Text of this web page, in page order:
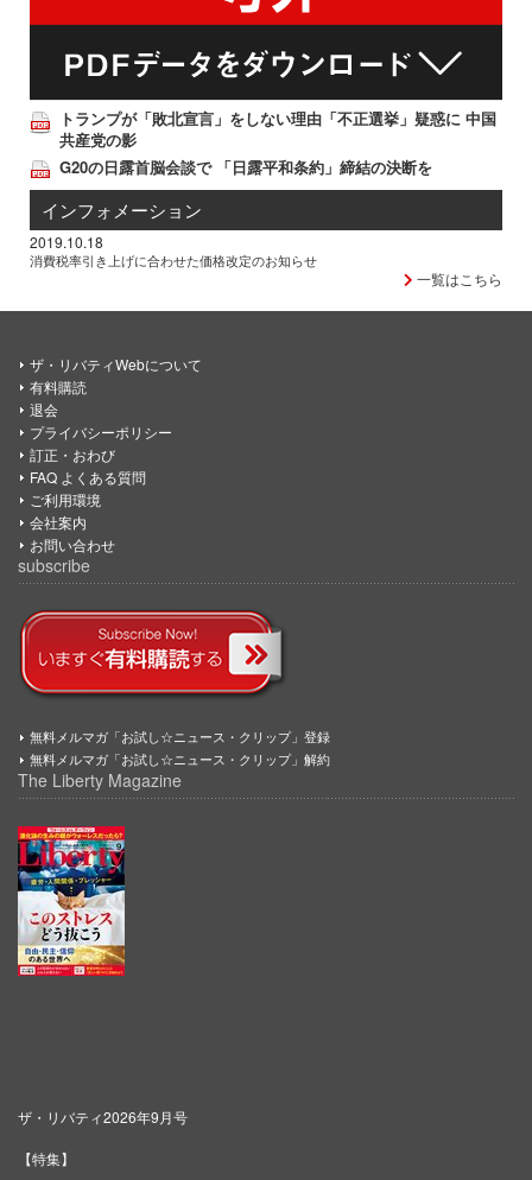
トランプが「敗北宣言」をしない理由「不正選挙」疑惑に 中国
共産党の影
G20の日露首脳会談で 「日露平和条約」締結の決断を
インフォメーション
2019.10.18
消費税率引き上げに合わせた価格改定のお知らせ
一覧はこちら
ザ・リバティWebについて
有料購読
退会
プライバシーポリシー
訂正・おわび
FAQ よくある質問
ご利用環境
会社案内
お問い合わせ
subscribe
無料メルマガ「お試し☆ニュース・クリップ」登録
無料メルマガ「お試し☆ニュース・クリップ」解約
The Liberty Magazine
ザ・リバティ2026年9月号
【特集】